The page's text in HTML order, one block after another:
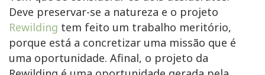
Deve preservar-se a natureza e o projeto
Rewilding tem feito um trabalho meritório,
porque está a concretizar uma missão que é
uma oportunidade. Afinal, o projeto da